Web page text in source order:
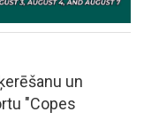
un
"Copes